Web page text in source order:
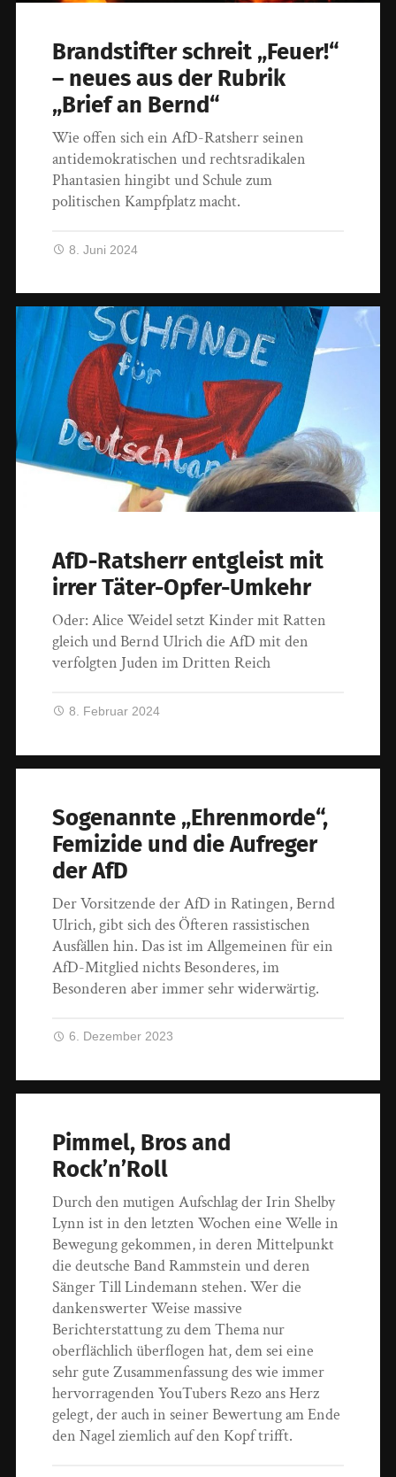
Brandstifter schreit „Feuer!“
– neues aus der Rubrik
„Brief an Bernd“
Wie offen sich ein AfD-Ratsherr seinen
antidemokratischen und rechtsradikalen
Phantasien hingibt und Schule zum
politischen Kampfplatz macht.
8. Juni 2024
AfD-Ratsherr entgleist mit
irrer Täter-Opfer-Umkehr
Oder: Alice Weidel setzt Kinder mit Ratten
gleich und Bernd Ulrich die AfD mit den
verfolgten Juden im Dritten Reich
8. Februar 2024
Sogenannte „Ehrenmorde“,
Femizide und die Aufreger
der AfD
Der Vorsitzende der AfD in Ratingen, Bernd
Ulrich, gibt sich des Öfteren rassistischen
Ausfällen hin. Das ist im Allgemeinen für ein
AfD-Mitglied nichts Besonderes, im
Besonderen aber immer sehr widerwärtig.
6. Dezember 2023
Pimmel, Bros and
Rock’n’Roll
Durch den mutigen Aufschlag der Irin Shelby
Lynn ist in den letzten Wochen eine Welle in
Bewegung gekommen, in deren Mittelpunkt
die deutsche Band Rammstein und deren
Sänger Till Lindemann stehen. Wer die
dankenswerter Weise massive
Berichterstattung zu dem Thema nur
oberflächlich überflogen hat, dem sei eine
sehr gute Zusammenfassung des wie immer
hervorragenden YouTubers Rezo ans Herz
gelegt, der auch in seiner Bewertung am Ende
den Nagel ziemlich auf den Kopf trifft.